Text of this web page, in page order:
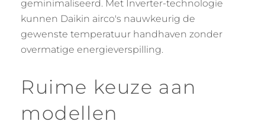
geminimaliseerd. Met Inverter-technologie
kunnen Daikin airco's nauwkeurig de
gewenste temperatuur handhaven zonder
overmatige energieverspilling.
Ruime keuze aan
modellen